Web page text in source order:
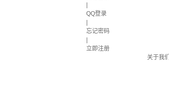
QQ登录
忘记密码
立即注册
关于我们